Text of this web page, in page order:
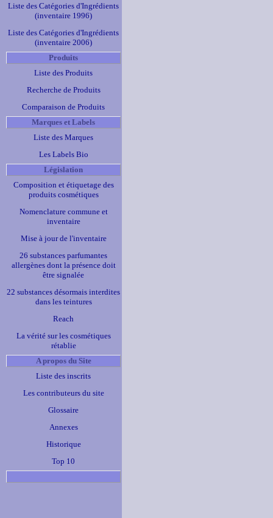
Liste des Catégories d'Ingrédients
(inventaire 1996)
Liste des Catégories d'Ingrédients
(inventaire 2006)
Produits
Liste des Produits
Recherche de Produits
Comparaison de Produits
Marques et Labels
Liste des Marques
Les Labels Bio
Législation
Composition et étiquetage des
produits cosmétiques
Nomenclature commune et
inventaire
Mise à jour de l'inventaire
26 substances parfumantes
allergènes dont la présence doit
être signalée
22 substances désormais interdites
dans les teintures
Reach
La vérité sur les cosmétiques
rétablie
A propos du Site
Liste des inscrits
Les contributeurs du site
Glossaire
Annexes
Historique
Top 10